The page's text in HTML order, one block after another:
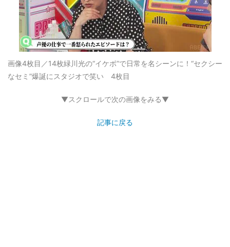
画像4枚目／14枚緑川光の“イケボ”で日常を名シーンに！“セクシー
なセミ”爆誕にスタジオで笑い 4枚目
▼スクロールで次の画像をみる▼
記事に戻る